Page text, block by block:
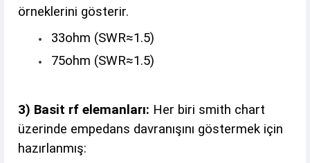
örneklerini gösterir.
33ohm (SWR≈1.5)
75ohm (SWR≈1.5)
3) Basit rf elemanları: Her biri smith chart
üzerinde empedans davranışını göstermek için
hazırlanmış: